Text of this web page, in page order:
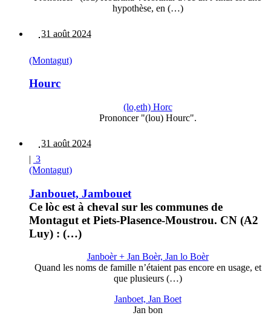
hypothèse, en (…)
31 août 2024
(Montagut)
Hourc
(lo,eth) Horc
Prononcer "(lou) Hourc".
31 août 2024
| 3
(Montagut)
Janbouet, Jambouet
Ce lòc est à cheval sur les communes de
Montagut et Piets-Plasence-Moustrou. CN (A2
Luy) : (…)
Janboèr + Jan Boèr, Jan lo Boèr
Quand les noms de famille n’étaient pas encore en usage, et
que plusieurs (…)
Janboet, Jan Boet
Jan bon